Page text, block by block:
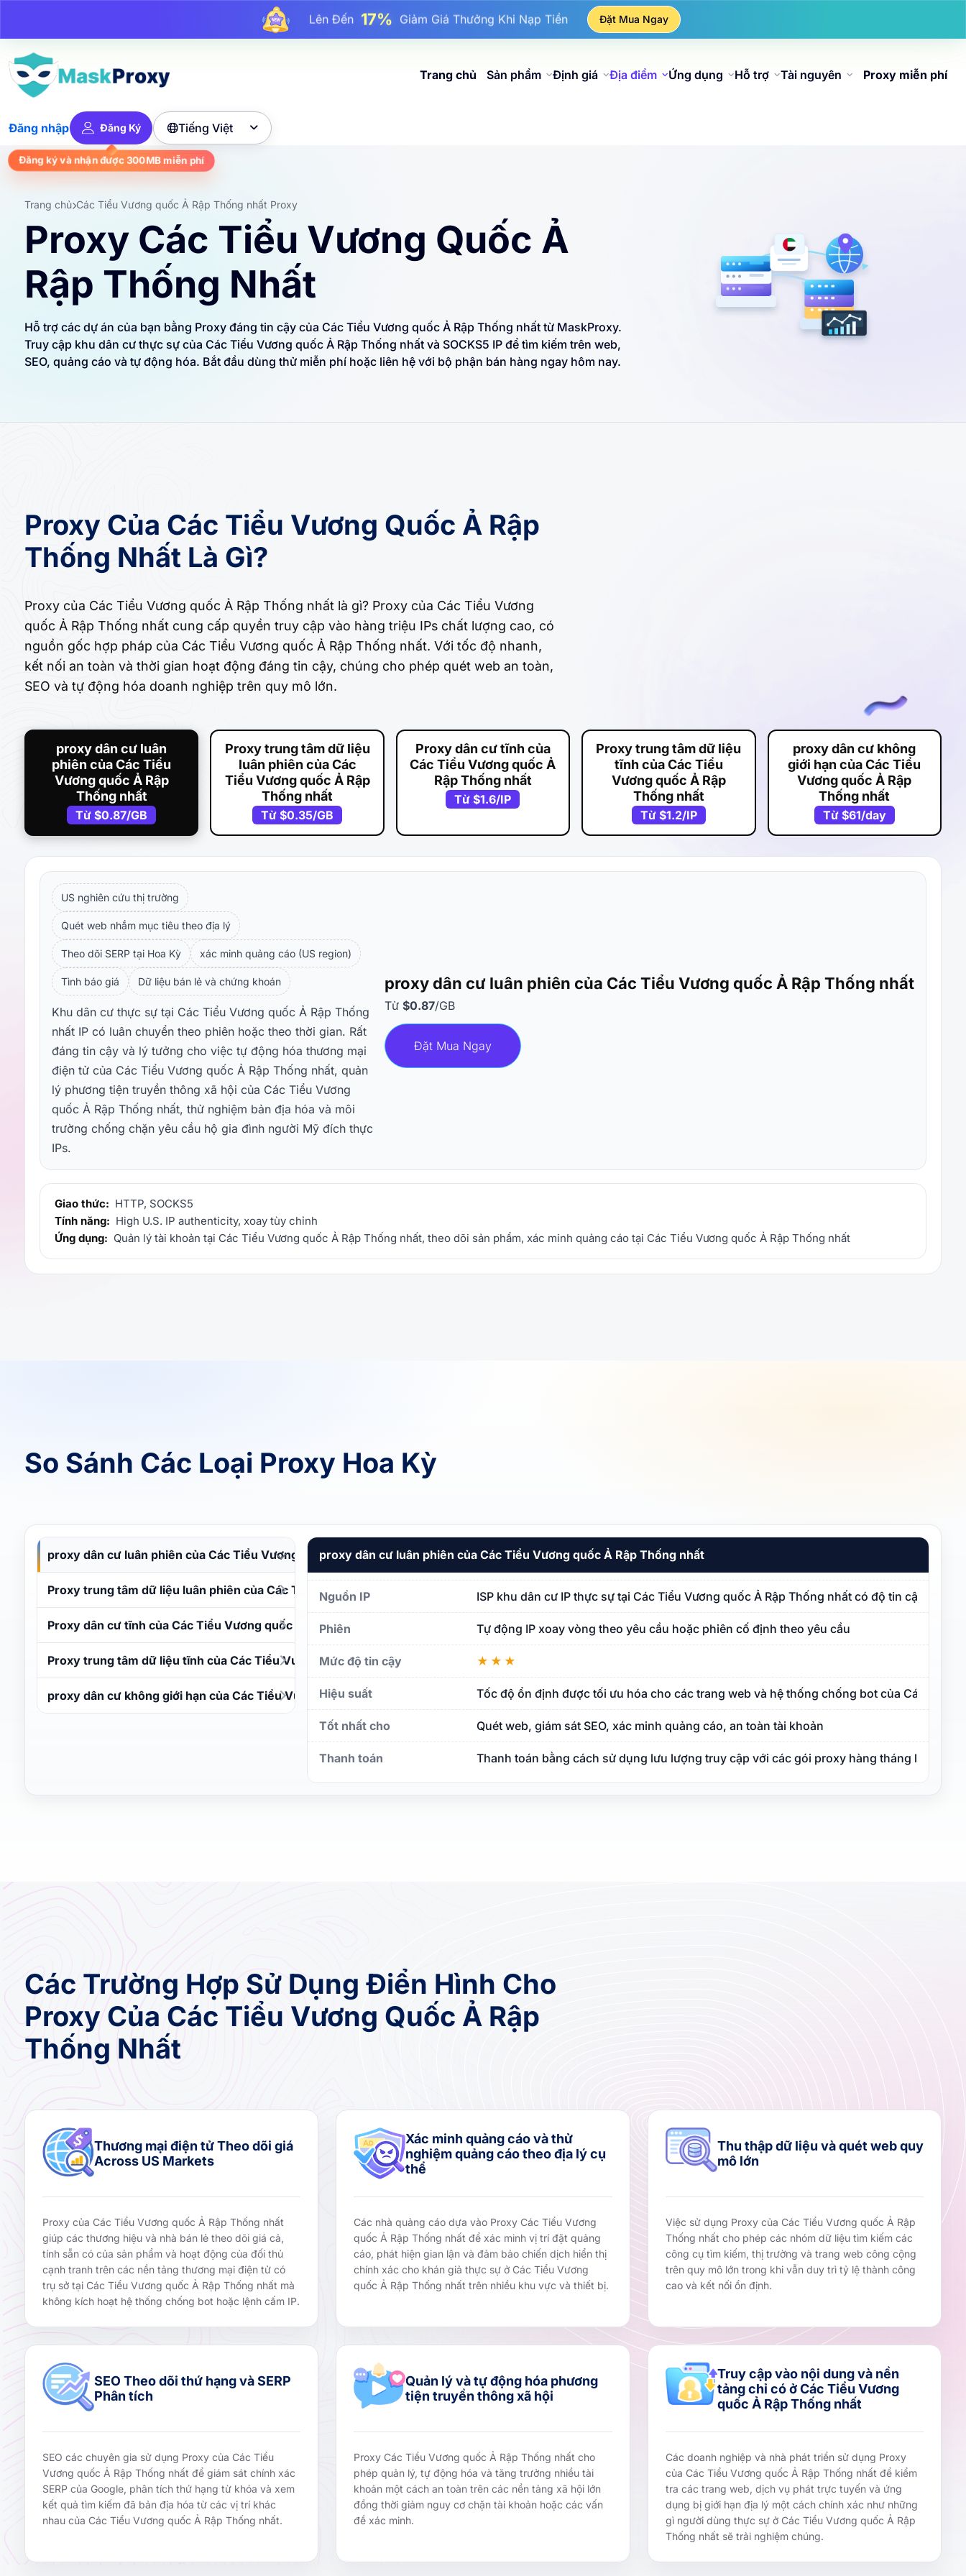
Lên Đến 17% Giảm Giá Thưởng Khi Nạp Tiền
Lên Đến25%Giảm Giá Khi Mua Hàng IP Tĩnh
Giảm Giá Khi Mua Hàng IP Luân Phiên
Đặt Mua Ngay
Trang chủ Sản phẩm Định giá Địa điểm Ứng dụng Hỗ trợ Tài nguyên Proxy miễn phí
Đăng nhập Đăng Ký
Đăng ký và nhận được300MBmiễn phí
Tiếng Việt 
Trang chủ Các Tiểu Vương quốc Ả Rập Thống nhất Proxy
Proxy Các Tiểu Vương Quốc Ả
Rập Thống Nhất
Hỗ trợ các dự án của bạn bằng Proxy đáng tin cậy của Các Tiểu Vương quốc Ả Rập Thống nhất từ MaskProxy.
Truy cập khu dân cư thực sự của Các Tiểu Vương quốc Ả Rập Thống nhất và SOCKS5 IP để tìm kiếm trên web,
SEO, quảng cáo và tự động hóa. Bắt đầu dùng thử miễn phí hoặc liên hệ với bộ phận bán hàng ngay hôm nay.
Proxy Của Các Tiểu Vương Quốc Ả Rập
Thống Nhất Là Gì?
Proxy của Các Tiểu Vương quốc Ả Rập Thống nhất là gì? Proxy của Các Tiểu Vương
quốc Ả Rập Thống nhất cung cấp quyền truy cập vào hàng triệu IPs chất lượng cao, có
nguồn gốc hợp pháp của Các Tiểu Vương quốc Ả Rập Thống nhất. Với tốc độ nhanh,
kết nối an toàn và thời gian hoạt động đáng tin cậy, chúng cho phép quét web an toàn,
SEO và tự động hóa doanh nghiệp trên quy mô lớn.
proxy dân cư luân
phiên của Các Tiểu
Vương quốc Ả Rập
Thống nhất
Từ$0.87/GB
Proxy trung tâm dữ liệu
luân phiên của Các
Tiểu Vương quốc Ả Rập
Thống nhất
Từ$0.35/GB
Proxy dân cư tĩnh của
Các Tiểu Vương quốc Ả
Rập Thống nhất
Từ$1.6/IP
Proxy trung tâm dữ liệu
tĩnh của Các Tiểu
Vương quốc Ả Rập
Thống nhất
Từ $1.2/IP
proxy dân cư không
giới hạn của Các Tiểu
Vương quốc Ả Rập
Thống nhất
Từ $61/day
US nghiên cứu thị trường
Quét web nhắm mục tiêu theo địa lý
Theo dõi SERP tại Hoa Kỳ xác minh quảng cáo (US region)
Tình báo giá Dữ liệu bán lẻ và chứng khoán
Khu dân cư thực sự tại Các Tiểu Vương quốc Ả Rập Thống
nhất IP có luân chuyển theo phiên hoặc theo thời gian. Rất
đáng tin cậy và lý tưởng cho việc tự động hóa thương mại
điện tử của Các Tiểu Vương quốc Ả Rập Thống nhất, quản
lý phương tiện truyền thông xã hội của Các Tiểu Vương
quốc Ả Rập Thống nhất, thử nghiệm bản địa hóa và môi
trường chống chặn yêu cầu hộ gia đình người Mỹ đích thực
IPs.
proxy dân cư luân phiên của Các Tiểu Vương quốc Ả Rập Thống nhất
Từ $0.87/GB
Đặt Mua Ngay
Giao thức: HTTP, SOCKS5
Tính năng: High U.S. IP authenticity, xoay tùy chỉnh
Ứng dụng: Quản lý tài khoản tại Các Tiểu Vương quốc Ả Rập Thống nhất, theo dõi sản phẩm, xác minh quảng cáo tại Các Tiểu Vương quốc Ả Rập Thống nhất
So Sánh Các Loại Proxy Hoa Kỳ
proxy dân cư luân phiên của Các Tiểu Vương quốc Ả Rập Thống nhất
Proxy trung tâm dữ liệu luân phiên của Các Tiểu Vương quốc Ả Rập Thống nhất
Proxy dân cư tĩnh của Các Tiểu Vương quốc Ả Rập Thống nhất
Proxy trung tâm dữ liệu tĩnh của Các Tiểu Vương quốc Ả Rập Thống nhất
proxy dân cư không giới hạn của Các Tiểu Vương quốc Ả Rập Thống nhất
proxy dân cư luân phiên của Các Tiểu Vương quốc Ả Rập Thống nhất
Nguồn IP ISP khu dân cư IP thực sự tại Các Tiểu Vương quốc Ả Rập Thống nhất có độ tin cậy cao
Phiên Tự động IP xoay vòng theo yêu cầu hoặc phiên cố định theo yêu cầu
Mức độ tin cậy ★★★
Hiệu suất Tốc độ ổn định được tối ưu hóa cho các trang web và hệ thống chống bot của Các Tiểu
Tốt nhất cho Quét web, giám sát SEO, xác minh quảng cáo, an toàn tài khoản
Thanh toán Thanh toán bằng cách sử dụng lưu lượng truy cập với các gói proxy hàng tháng linh hoạt
Các Trường Hợp Sử Dụng Điển Hình Cho
Proxy Của Các Tiểu Vương Quốc Ả Rập
Thống Nhất
Thương mại điện tử Theo dõi giá
Across US Markets
Proxy của Các Tiểu Vương quốc Ả Rập Thống nhất
giúp các thương hiệu và nhà bán lẻ theo dõi giá cả,
tính sẵn có của sản phẩm và hoạt động của đối thủ
cạnh tranh trên các nền tảng thương mại điện tử có
trụ sở tại Các Tiểu Vương quốc Ả Rập Thống nhất mà
không kích hoạt hệ thống chống bot hoặc lệnh cấm IP.
Xác minh quảng cáo và thử
nghiệm quảng cáo theo địa lý cụ
thể
Các nhà quảng cáo dựa vào Proxy Các Tiểu Vương
quốc Ả Rập Thống nhất để xác minh vị trí đặt quảng
cáo, phát hiện gian lận và đảm bảo chiến dịch hiển thị
chính xác cho khán giả thực sự ở Các Tiểu Vương
quốc Ả Rập Thống nhất trên nhiều khu vực và thiết bị.
Thu thập dữ liệu và quét web quy
mô lớn
Việc sử dụng Proxy của Các Tiểu Vương quốc Ả Rập
Thống nhất cho phép các nhóm dữ liệu tìm kiếm các
công cụ tìm kiếm, thị trường và trang web công cộng
trên quy mô lớn trong khi vẫn duy trì tỷ lệ thành công
cao và kết nối ổn định.
SEO Theo dõi thứ hạng và SERP
Phân tích
SEO các chuyên gia sử dụng Proxy của Các Tiểu
Vương quốc Ả Rập Thống nhất để giám sát chính xác
SERP của Google, phân tích thứ hạng từ khóa và xem
kết quả tìm kiếm đã bản địa hóa từ các vị trí khác
nhau của Các Tiểu Vương quốc Ả Rập Thống nhất.
Quản lý và tự động hóa phương
tiện truyền thông xã hội
Proxy Các Tiểu Vương quốc Ả Rập Thống nhất cho
phép quản lý, tự động hóa và tăng trưởng nhiều tài
khoản một cách an toàn trên các nền tảng xã hội lớn
đồng thời giảm nguy cơ chặn tài khoản hoặc các vấn
đề xác minh.
Truy cập vào nội dung và nền
tảng chỉ có ở Các Tiểu Vương
quốc Ả Rập Thống nhất
Các doanh nghiệp và nhà phát triển sử dụng Proxy
của Các Tiểu Vương quốc Ả Rập Thống nhất để kiểm
tra các trang web, dịch vụ phát trực tuyến và ứng
dụng bị giới hạn địa lý một cách chính xác như những
gì người dùng thực sự ở Các Tiểu Vương quốc Ả Rập
Thống nhất sẽ trải nghiệm chúng.